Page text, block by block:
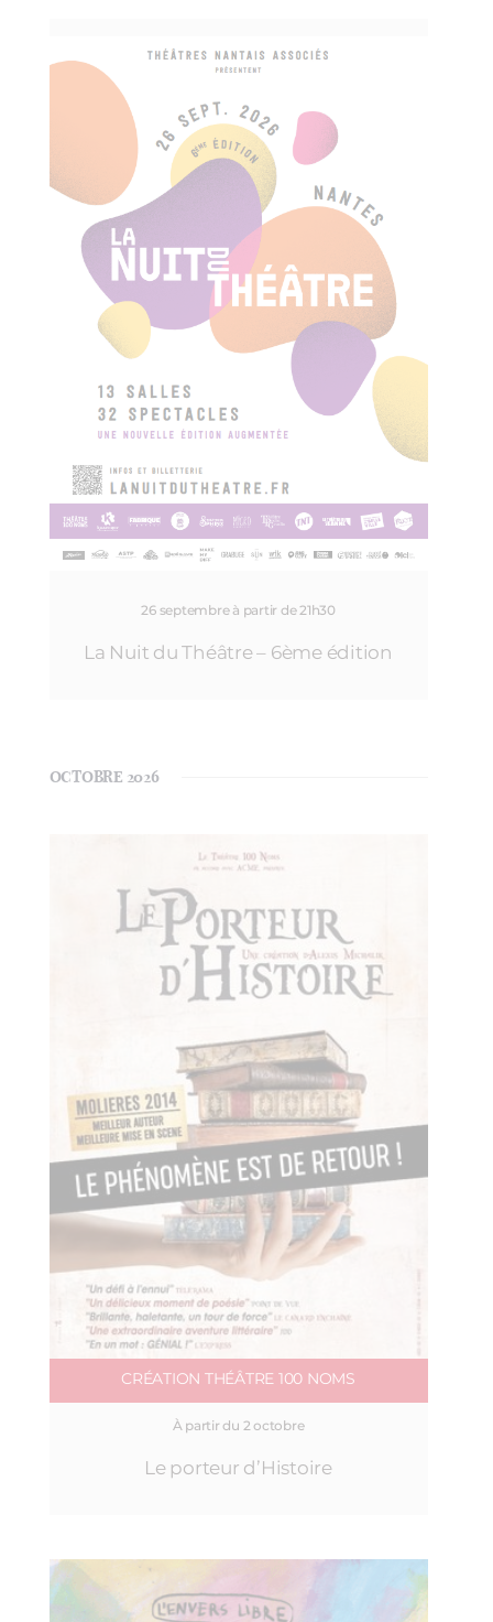
26 septembre à partir de 21h30
La Nuit du Théâtre – 6ème édition
OCTOBRE 2026
CRÉATION THÉÂTRE 100 NOMS
À partir du 2 octobre
Le porteur d’Histoire